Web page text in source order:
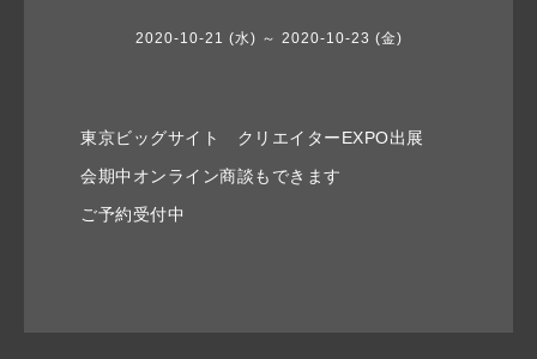
2020-10-21 (水) ～ 2020-10-23 (金)
東京ビッグサイト クリエイターEXPO出展
会期中オンライン商談もできます
ご予約受付中